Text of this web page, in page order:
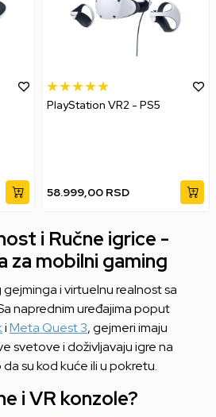
PlayStation VR2 - PS5
58.999,00 RSD
i Ručne igrice -
za mobilni gaming
i virtuelnu realnost sa
naprednim uređajima poput
iMeta Quest 3, gejmeri imaju
svetove i doživljavaju igre na
su kod kuće ili u pokretu.
i VR konzole?